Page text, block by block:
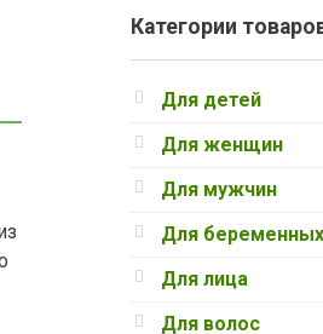
Категории
Для детей
Для женщин
Для мужчин
Для беременных
Для лица
Для волос